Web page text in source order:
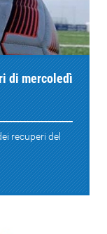
di mercoledì
recuperi del